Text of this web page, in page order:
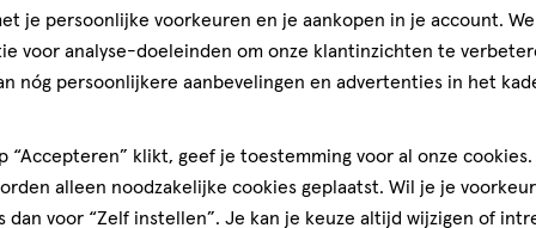
09:00 -
20:00
09:00 -
20:00
09:00
€35
je persoonlijke voorkeuren en je aankopen in je account.
voor analyse-doeleinden om onze klantinzichten te
nóg persoonlijkere aanbevelingen en advertenties in het
“Accepteren” klikt, geef je toestemming voor al onze cookies.
alleen noodzakelijke cookies geplaatst. Wil je je
dan voor “Zelf instellen”. Je kan je keuze altijd wijzigen of